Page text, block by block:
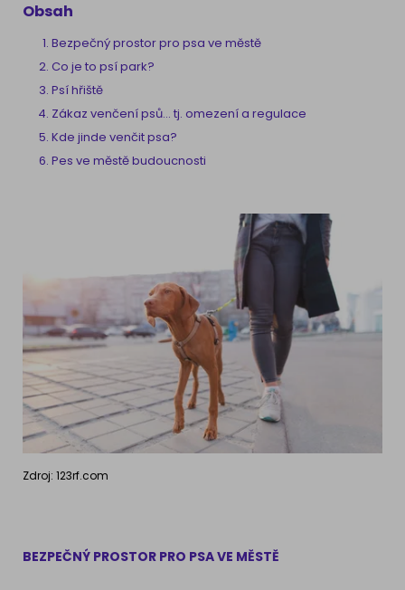
Obsah
Bezpečný prostor pro psa ve městě
Co je to psí park?
Psí hřiště
Zákaz venčení psů... tj. omezení a regulace
Kde jinde venčit psa?
Pes ve městě budoucnosti
Zdroj: 123rf.com
BEZPEČNÝ PROSTOR PRO PSA VE MĚSTĚ